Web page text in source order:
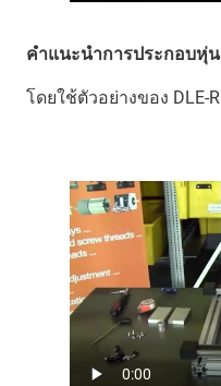
คำแนะนำการประกอบหุ่น
โดยใช้ตัวอย่างของ DLE-